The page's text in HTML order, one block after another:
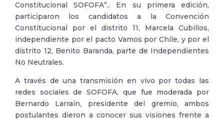
Constitucional SOFOFA”.. En su primera edición,
participaron los candidatos a la Convención
Constitucional por el distrito 11, Marcela Cubillos,
independiente por el pacto Vamos por Chile, y por el
distrito 12, Benito Baranda, parte de Independientes
No Neutrales.
A través de una transmisión en vivo por todas las
redes sociales de SOFOFA, que fue moderada por
Bernardo Larraín, presidente del gremio, ambos
postulantes dieron a conocer sus visiones frente a